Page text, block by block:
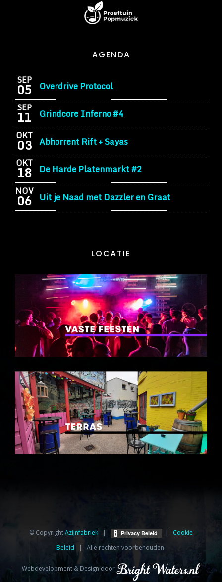
AGENDA
SEP
05 Overdrive Protocol
SEP
11 Grindcore Inferno #4
OKT
03 Abhorrent Rift + Sayas
OKT
18 De Harde Platenmarkt #2
NOV
06 Uit je Naad met Dazzler en Graat
LOCATIE
© CopyrightAzijnfabriek⁩ | | Cookie
Beleid | Alle rechten voorbehouden.
Webdevelopment & Design door